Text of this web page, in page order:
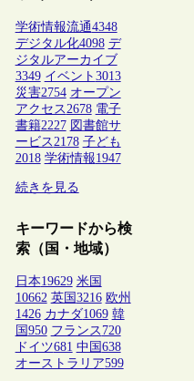
学術情報流通4348
デジタル化4098 デ
ジタルアーカイブ
3349 イベント 3013
災害2754 オープン
アクセス 2678 電子
書籍2227 図書館サ
ービス 2178 子ども
2018 学術情報1947
続きを見る
キーワードから検
索（国・地域）
日本19629 米国
10662 英国 3216 欧州
1426 カナダ1069 韓
国 950 フランス 720
ドイツ681 中国 638
オーストラリア599